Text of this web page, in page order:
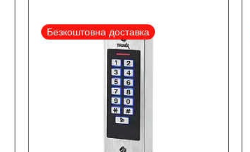
Безкоштовна доставка